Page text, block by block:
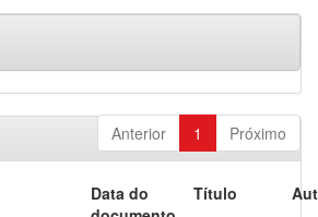
Anterior 1 Próximo
Data do
Título